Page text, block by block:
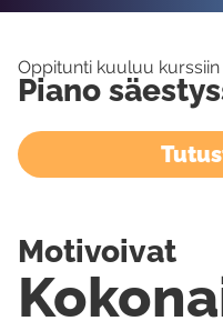
Oppitunti kuuluu kurssiin
Piano
Motivoivat